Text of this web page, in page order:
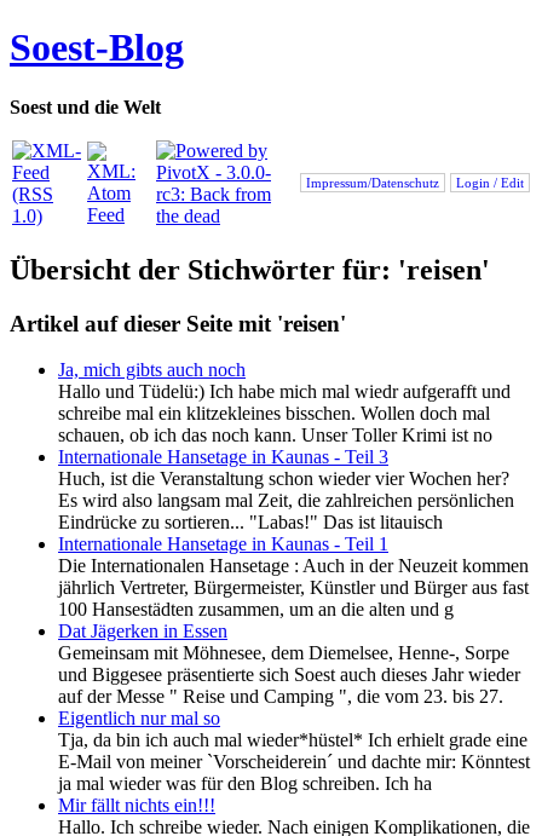
Soest-Blog
Soest und die Welt
Impressum/Datenschutz Login / Edit
Übersicht der Stichwörter für: 'reisen'
Artikel auf dieser Seite mit 'reisen'
Ja, mich gibts auch noch
Hallo und Tüdelü:) Ich habe mich mal wiedr aufgerafft und
schreibe mal ein klitzekleines bisschen. Wollen doch mal
schauen, ob ich das noch kann. Unser Toller Krimi ist no
Internationale Hansetage in Kaunas - Teil 3
Huch, ist die Veranstaltung schon wieder vier Wochen her?
Es wird also langsam mal Zeit, die zahlreichen persönlichen
Eindrücke zu sortieren... "Labas!" Das ist litauisch
Internationale Hansetage in Kaunas - Teil 1
Die Internationalen Hansetage : Auch in der Neuzeit kommen
jährlich Vertreter, Bürgermeister, Künstler und Bürger aus fast
100 Hansestädten zusammen, um an die alten und g
Dat Jägerken in Essen
Gemeinsam mit Möhnesee, dem Diemelsee, Henne-, Sorpe
und Biggesee präsentierte sich Soest auch dieses Jahr wieder
auf der Messe " Reise und Camping ", die vom 23. bis 27.
Eigentlich nur mal so
Tja, da bin ich auch mal wieder*hüstel* Ich erhielt grade eine
E-Mail von meiner `Vorscheiderein´ und dachte mir: Könntest
ja mal wieder was für den Blog schreiben. Ich ha
Mir fällt nichts ein!!!
Hallo. Ich schreibe wieder. Nach einigen Komplikationen, die